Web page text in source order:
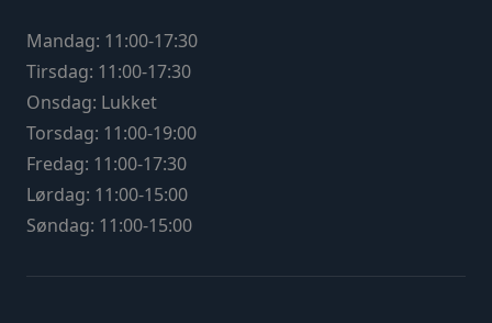
Mandag: 11:00-17:30
Tirsdag: 11:00-17:30
Onsdag: Lukket
Torsdag: 11:00-19:00
Fredag: 11:00-17:30
Lørdag: 11:00-15:00
Søndag: 11:00-15:00